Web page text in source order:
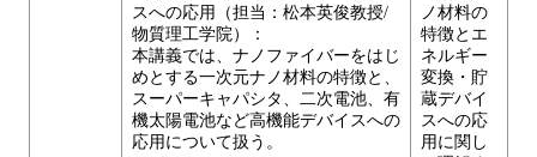
スへの応用（担当：松本英俊教授/
物質理工学院）：
本講義では、ナノファイバーをはじ
めとする一次元ナノ材料の特徴と、
スーパーキャパシタ、二次電池、有
機太陽電池など高機能デバイスへの
応用について扱う。
ノ材料の
特徴とエ
ネルギー
変換・貯
蔵デバイ
スへの応
用に関し